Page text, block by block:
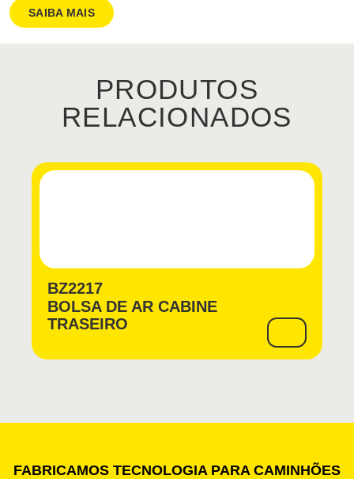
SAIBA MAIS
PRODUTOS
RELACIONADOS
BZ2217
BOLSA DE AR CABINE
TRASEIRO
FABRICAMOS TECNOLOGIA PARA CAMINHÕES